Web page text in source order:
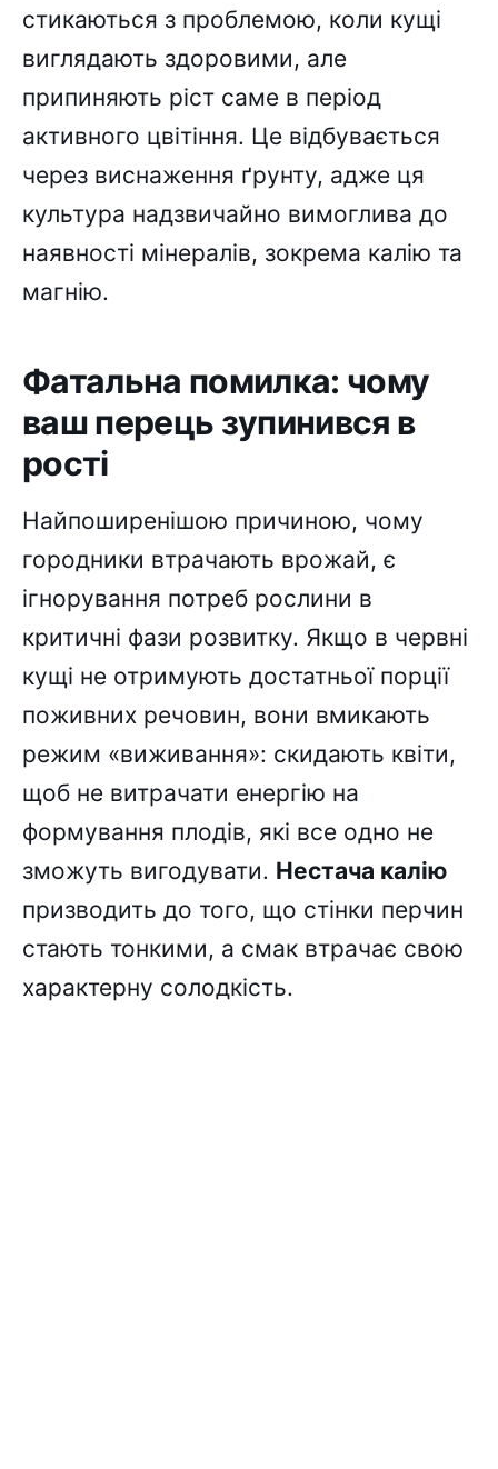
стикаються з проблемою, коли кущі
виглядають здоровими, але
припиняють ріст саме в період
активного цвітіння. Це відбувається
через виснаження ґрунту, адже ця
культура надзвичайно вимоглива до
наявності мінералів, зокрема калію та
магнію.
Фатальна помилка: чому
ваш перець зупинився в
рості
Найпоширенішою причиною, чому
городники втрачають врожай, є
ігнорування потреб рослини в
критичні фази розвитку. Якщо в червні
кущі не отримують достатньої порції
поживних речовин, вони вмикають
режим «виживання»: скидають квіти,
щоб не витрачати енергію на
формування плодів, які все одно не
зможуть вигодувати. Нестача калію
призводить до того, що стінки перчин
стають тонкими, а смак втрачає свою
характерну солодкість.